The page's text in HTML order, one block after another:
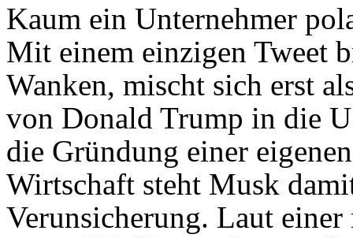
Kaum ein Unternehmer
Mit einem einzigen Tweet
Wanken, mischt sich erst
von Donald Trump in die
die Gründung einer
Wirtschaft steht Musk
Verunsicherung. Laut